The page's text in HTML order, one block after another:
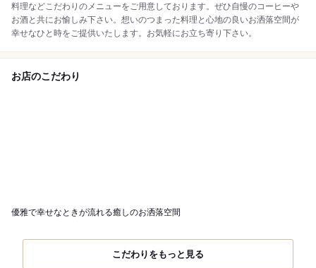
料理などこだわりのメニューをご用意しております。ぜひ自慢のコーヒーや
お酒と共にお愉しみ下さい。想いのつまった料理と心地の良いお洒落空間が
幸せなひと時をご提供いたします。お気軽にお立ち寄り下さい。
お店のこだわり
優雅で幸せなときが流れる癒しのお洒落空間
こだわりをもっと見る